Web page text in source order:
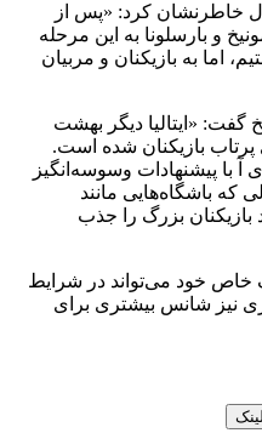
خاطرنشان کرد: «پس از
و بارسلونا به این مرحله
اما به بازیکنان و مربیان
گفت: «ایتالیا دیگر بهشت
پرتاب بازیکنان شده است.
با پیشنهادات وسوسه‌انگیز
که باشگاه‌هایی مانند
بزرگ را جذب
خاص خود می‌تواند در شرایط
نیز شانس بیشتری برای